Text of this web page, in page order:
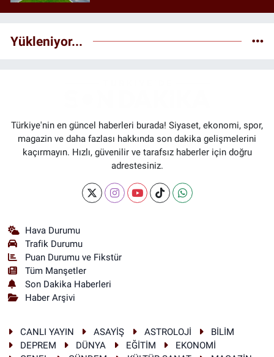
Yükleniyor...
Türkiye'nin en güncel haberleri burada! Siyaset, ekonomi, spor,
magazin ve daha fazlası hakkında son dakika gelişmelerini
kaçırmayın. Hızlı, güvenilir ve tarafsız haberler için doğru
adrestesiniz.
Hava Durumu
Trafik Durumu
Puan Durumu ve Fikstür
Tüm Manşetler
Son Dakika Haberleri
Haber Arşivi
CANLI YAYIN ASAYİŞ ASTROLOJİ
BİLİM
DEPREM
DÜNYA EĞİTİM
EKONOMİ